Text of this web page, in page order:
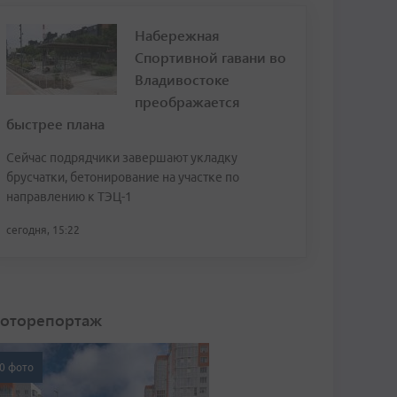
Набережная
Спортивной гавани во
Владивостоке
преображается
быстрее плана
Сейчас подрядчики завершают укладку
брусчатки, бетонирование на участке по
направлению к ТЭЦ-1
сегодня, 15:22
фото